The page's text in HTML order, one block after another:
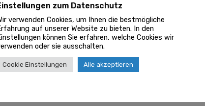
NÄCHSTER BEITRAG
geprüft von unserer
zum Datenschutz
verwenden Cookies, um Ihnen die bestmögliche
auf unserer Website zu bieten. In den
können Sie erfahren, welche Cookies wir
oder sie ausschalten.
Cookie Einstellungen Alle akzeptieren